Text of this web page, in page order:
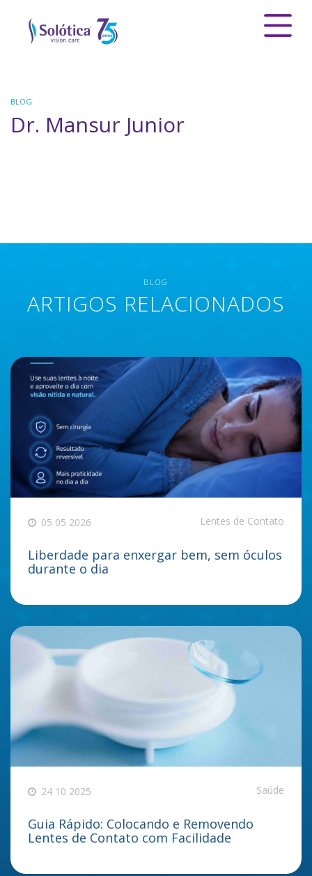
BLOG
Dr. Mansur Junior
BLOG
ARTIGOS RELACIONADOS
05 05 2026 Lentes de Contato
Liberdade para enxergar bem, sem óculos
durante o dia
24 10 2025 Saúde
Guia Rápido: Colocando e Removendo
Lentes de Contato com Facilidade